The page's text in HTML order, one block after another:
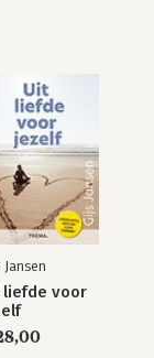
Jansen
liefde voor